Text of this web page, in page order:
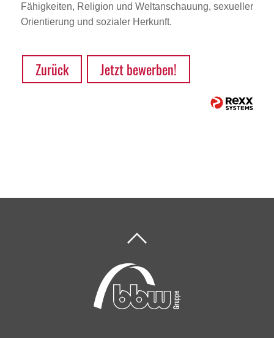
Fähigkeiten, Religion und Weltanschauung, sexueller
Orientierung und sozialer Herkunft.
Zurück Jetzt bewerben!